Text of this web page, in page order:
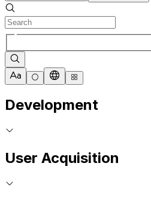
Development
User Acquisition